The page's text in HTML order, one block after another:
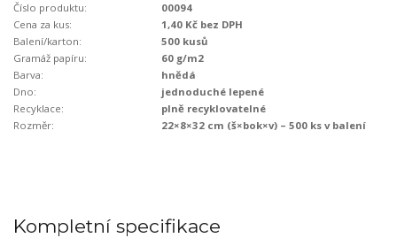
Číslo produktu:
00094
Cena za kus:
1,40 Kč bez DPH
Balení/karton:
500 kusů
Gramáž papíru:
60 g/m2
Barva:
hnědá
Dno:
jednoduché lepené
Recyklace:
plně recyklovatelné
Rozměr:
22×8×32 cm (š×bok×v) – 500 ks v balení
Kompletní specifikace